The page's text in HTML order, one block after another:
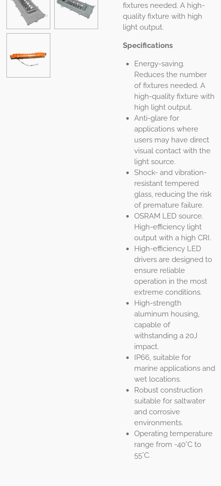
fixtures needed. A high-
quality fixture with high
light output.
Specifications
Energy-saving.
Reduces the number
of fixtures needed. A
high-quality fixture with
high light output.
Anti-glare for
applications where
users may have direct
visual contact with the
light source.
Shock- and vibration-
resistant tempered
glass, reducing the risk
of premature failure.
OSRAM LED source.
High-efficiency light
output with a high CRI.
High-efficiency LED
drivers are designed to
ensure reliable
operation in the most
extreme conditions.
High-strength
aluminum housing,
capable of
withstanding a 20J
impact.
IP66, suitable for
marine applications and
wet locations.
Robust construction
suitable for saltwater
and corrosive
environments.
Operating temperature
range from -40°C to
55°C.